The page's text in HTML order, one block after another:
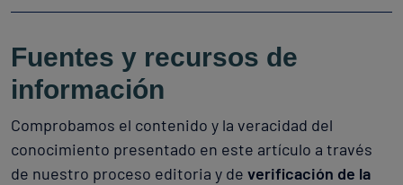
Fuentes y recursos de
información
Comprobamos el contenido y la veracidad del
conocimiento presentado en este artículo a través
de nuestro proceso editoria y de verificación de la